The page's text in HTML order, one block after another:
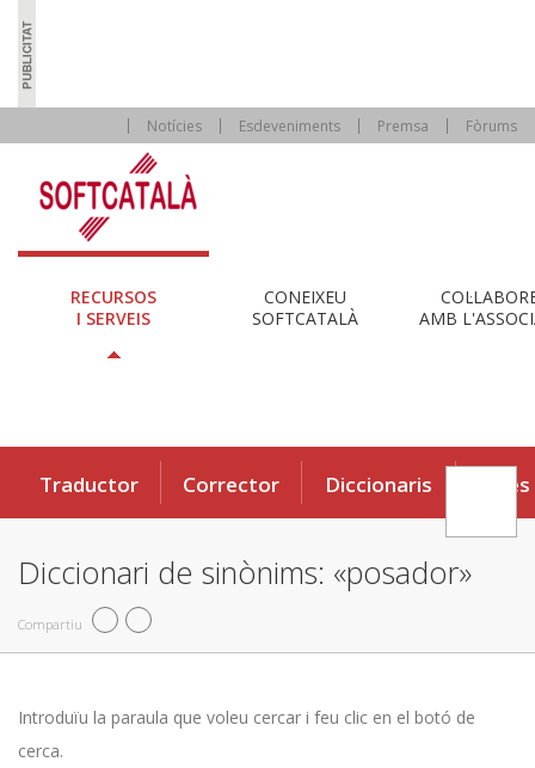
Notícies Esdeveniments Premsa Fòrums
RECURSOS
I SERVEIS
CONEIXEU
SOFTCATALÀ
AMB
Traductor Corrector Diccionaris Eines
Diccionari de sinònims: «posador»
Compartiu
Introduïu la paraula que voleu cercar i feu clic en el botó de
cerca.